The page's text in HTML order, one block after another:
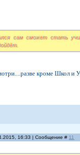
сам сможет стать
кроме Школ и
16:33 | Сообщение # 11